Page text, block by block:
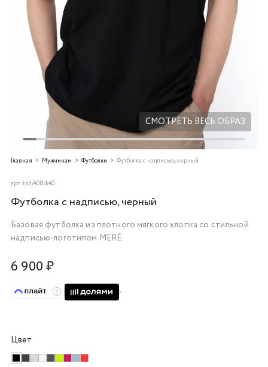
СМОТРЕТЬ ВЕСЬ ОБРАЗ
Главная Мужчинам Футболки Футболка с надписью, черный
арт. tsh/408/k40
Футболка с надписью, черный
Базовая футболка из плотного мягкого хлопка со стильной
надписью-логотипом MERÉ.
6 900 ₽
Цвет
в корзину
Оплачивайте сегодня только
25% картой любого банка
Получайте товар
выбранный способом
Оставшиеся75% будут
списываться с вашей карты
по
Подробнее
недели